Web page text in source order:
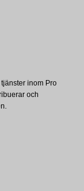
inom Pro
och